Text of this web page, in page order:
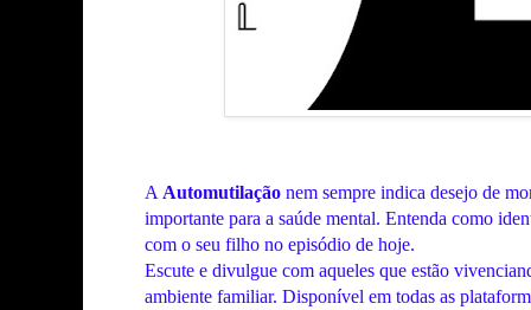
A Automutilação nem sempre indica desejo de
importante para a saúde mental. Entenda como
com o seu filho no episódio de hoje.
Escute e divulgue com aqueles que estão
ambiente familiar. Disponível em todas as